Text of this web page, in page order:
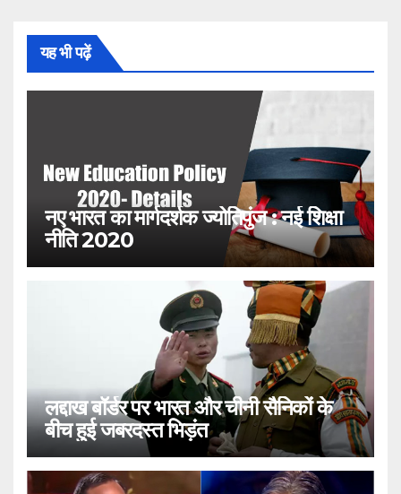
यह भी पढ़ें
नए भारत का मार्गदर्शक ज्योतिपुंज : नई शिक्षा
नीति 2020
लद्दाख बॉर्डर पर भारत और चीनी सैनिकों के
बीच हुई जबरदस्त भिड़ंत